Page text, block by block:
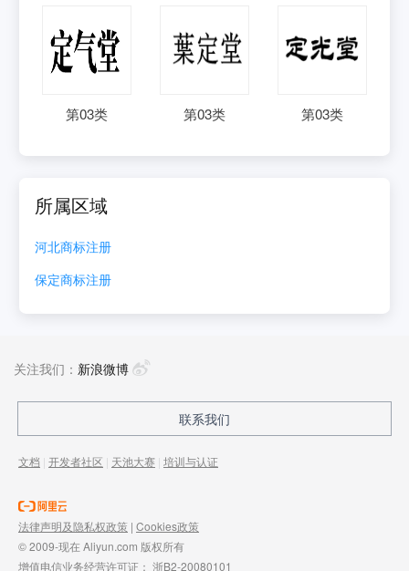
第03类 第03类 第03类
所属区域
河北商标注册
保定商标注册